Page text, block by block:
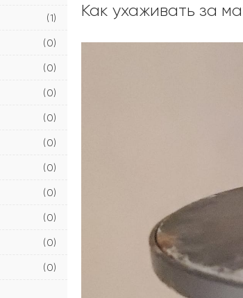
(1)
(0)
(0)
(0)
(0)
(0)
(0)
(0)
(0)
(0)
(0)
Как ухаживать за